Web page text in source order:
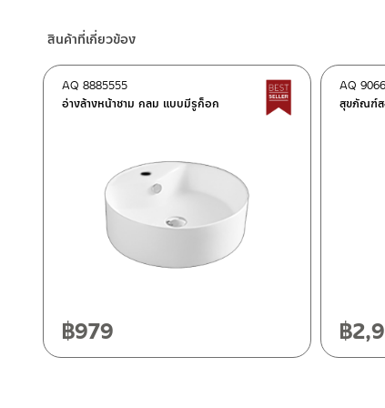
662/61-62 ถนน พระราม3 แขวงบางโพงพาง เขตยานนาวา กรุงเ
โทร: 02-358-0080 / 080-075-8668 / 091-545-0556
ศูนย์บริการและอะไหล่ เชียงใหม่
โทร: 080-075-2626
–Lazada
ติดต่อพนักงานขาย / Contact Sales Staff
โทร: 02-285-5795
ติดต่อ ชาญไพบูลย์ / Contact Us
สินค้าที่เกี่ยวข้อง
อ่างล้างหน้าชาม กลม แบบมีรูก็อก
AQ 8885555 Best Seller สินค้
฿979
สุขภัณฑ์
AQ
฿